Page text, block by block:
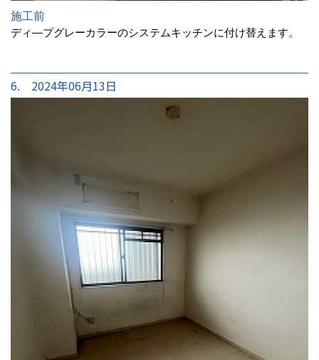
施工前
ディ―プグレーカラーのシステムキッチンに付け替えます。
6. 2024年06月13日